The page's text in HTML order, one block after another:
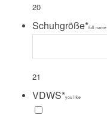
20
Schuhgröße*full name
21
VDWS*you like